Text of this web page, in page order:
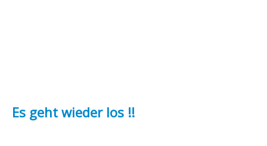
Es geht wieder los !!